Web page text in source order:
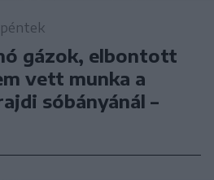
péntek
gázok, elbontott
vett munka a
sóbányánál –